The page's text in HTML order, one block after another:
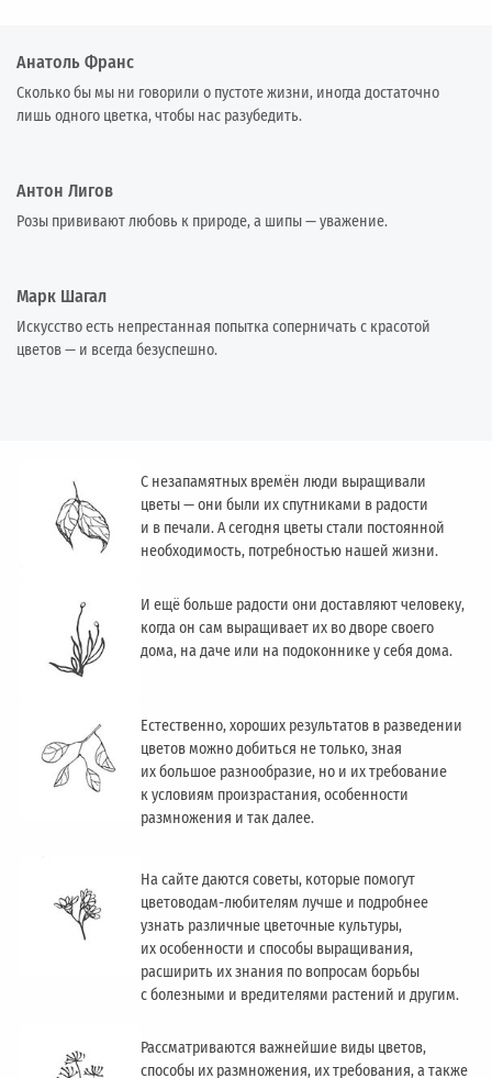
Анатоль Франс
Сколько бы мы ни говорили о пустоте жизни, иногда достаточно
лишь одного цветка, чтобы нас разубедить.
Антон Лигов
Розы прививают любовь к природе, а шипы — уважение.
Марк Шагал
Искусство есть непрестанная попытка соперничать с красотой
цветов — и всегда безуспешно.
С незапамятных времён люди выращивали
цветы — они были их спутниками в радости
и в печали. А сегодня цветы стали постоянной
необходимость, потребностью нашей жизни.
И ещё больше радости они доставляют человеку,
когда он сам выращивает их во дворе своего
дома, на даче или на подоконнике у себя дома.
Естественно, хороших результатов в разведении
цветов можно добиться не только, зная
их большое разнообразие, но и их требование
к условиям произрастания, особенности
размножения и так далее.
На сайте даются советы, которые помогут
цветоводам-любителям лучше и подробнее
узнать различные цветочные культуры,
их особенности и способы выращивания,
расширить их знания по вопросам борьбы
с болезными и вредителями растений и другим.
Рассматриваются важнейшие виды цветов,
способы их размножения, их требования, а также